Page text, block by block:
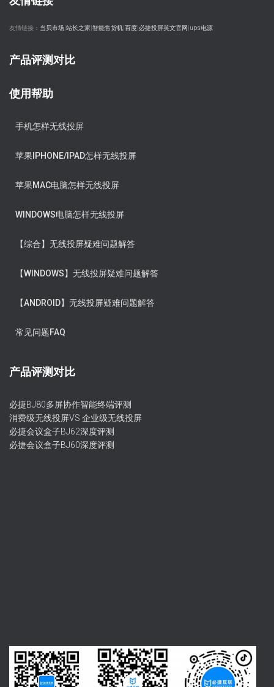
友情链接： 当贝市场 站长之家 智能售货机 百度 必捷投屏英文官网 ups电源
产品评测对比
使用帮助
手机怎样无线投屏
苹果IPHONE/IPAD怎样无线投屏
苹果MAC电脑怎样无线投屏
WINDOWS电脑怎样无线投屏
【综合】无线投屏疑难问题解答
【WINDOWS】无线投屏疑难问题解答
【ANDROID】无线投屏疑难问题解答
常见问题FAQ
产品评测对比
必捷BJ80多屏协作智能终端评测
消费级无线投屏VS 企业级无线投屏
必捷会议盒子BJ62深度评测
必捷会议盒子BJ60深度评测